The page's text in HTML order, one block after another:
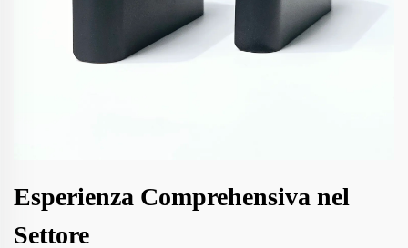
Esperienza Comprehensiva nel
Settore